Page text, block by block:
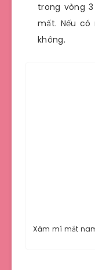
trong vòng
mất. Nếu
không.
Xăm mí mắt